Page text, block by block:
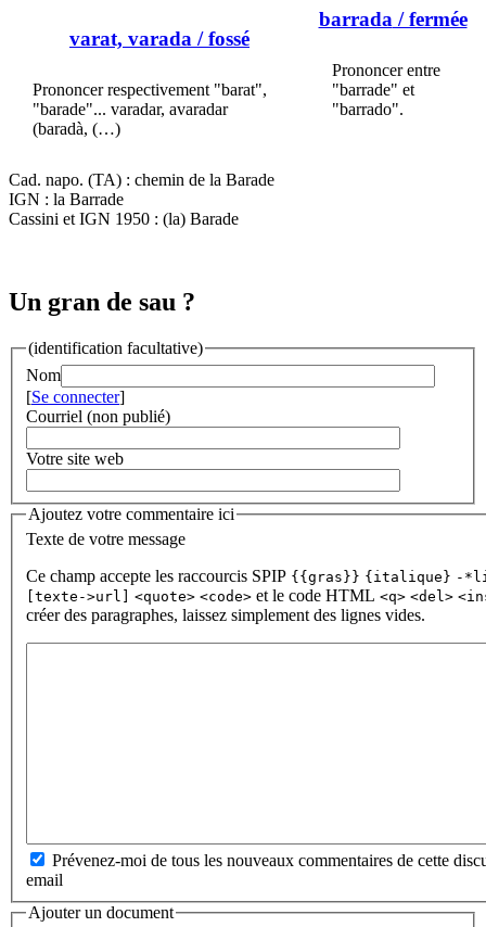
varat, varada / fossé
Prononcer respectivement "barat",
"barade"... varadar, avaradar
(baradà, (…)
barrada / fermée
Prononcer entre
"barrade" et
"barrado".
Cad. napo. (TA) : chemin de la Barade
IGN : la Barrade
Cassini et IGN 1950 : (la) Barade
Un gran de sau ?
(identification facultative)
Nom
[Se connecter]
Courriel (non publié)
Votre site web
Ajoutez votre commentaire ici
Texte de votre message
Ce champ accepte les raccourcis SPIP {{gras}} {italique} -
[texte->url]
<quote> <code> et le code HTML <q> <del>
créer des paragraphes, laissez simplement des lignes vides.
Prévenez-moi de tous les nouveaux commentaires de cette
email
Ajouter un document